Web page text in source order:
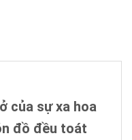
của sự xa hoa
đồ đều toát